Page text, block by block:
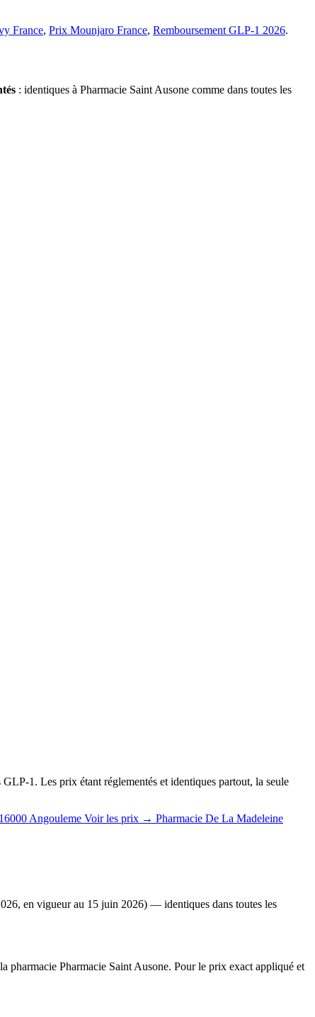
France, Prix Mounjaro France, Remboursement GLP-1 2026.
: identiques à Pharmacie Saint Ausone comme dans toutes les
1. Les prix étant réglementés et identiques partout, la seule
16000 Angouleme Voir les prix → Pharmacie De La Madeleine
en vigueur au 15 juin 2026) — identiques dans toutes les
pharmacie Pharmacie Saint Ausone. Pour le prix exact appliqué et